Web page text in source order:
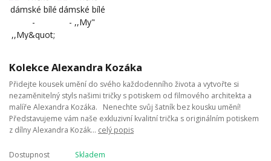
Kolekce Alexandra Kozáka
Přidejte kousek umění do svého každodenního života a vytvořte si
nezaměnitelný styls našimi tričky s potiskem od filmového architekta a
malíře Alexandra Kozáka. Nenechte svůj šatník bez kousku umění!
Představujeme vám naše exkluzivní kvalitní trička s originálním potiskem
z dílny Alexandra Kozák... celý popis
Dostupnost
Skladem